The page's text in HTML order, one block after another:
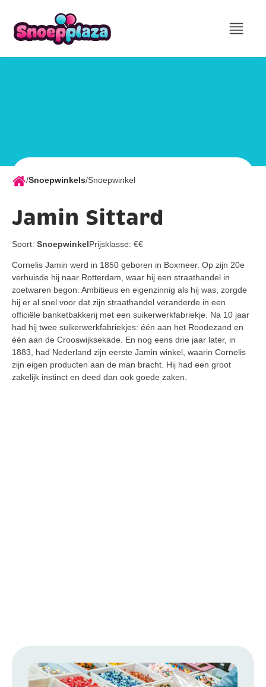
/Snoepwinkels/Snoepwinkel
Jamin Sittard
Soort: SnoepwinkelPrijsklasse: €€
Cornelis Jamin werd in 1850 geboren in Boxmeer. Op zijn 20e
verhuisde hij naar Rotterdam, waar hij een straathandel in
zoetwaren begon. Ambitieus en eigenzinnig als hij was, zorgde
hij er al snel voor dat zijn straathandel veranderde in een
officiële banketbakkerij met een suikerwerkfabriekje. Na 10 jaar
had hij twee suikerwerkfabriekjes: één aan het Roodezand en
één aan de Crooswijksekade. En nog eens drie jaar later, in
1883, had Nederland zijn eerste Jamin winkel, waarin Cornelis
zijn eigen producten aan de man bracht. Hij had een groot
zakelijk instinct en deed dan ook goede zaken.